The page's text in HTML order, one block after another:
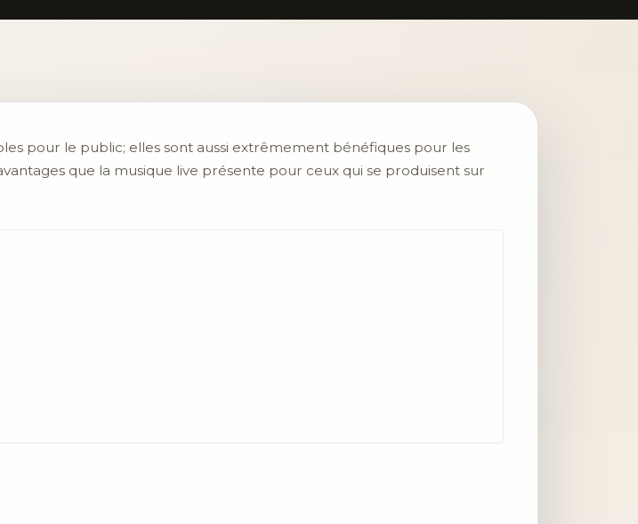
pour le public; elles sont aussi extrêmement bénéfiques pour les
que la musique live présente pour ceux qui se produisent sur